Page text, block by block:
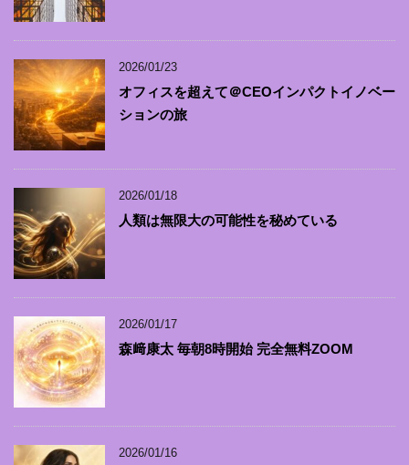
2026/01/23
オフィスを超えて＠CEOインパクトイノベー
ションの旅
2026/01/18
人類は無限大の可能性を秘めている
2026/01/17
森﨑康太 毎朝8時開始 完全無料ZOOM
2026/01/16